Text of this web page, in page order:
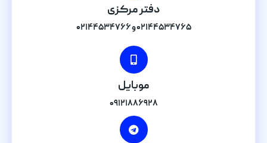
دفتر مرکزی
۰۲۱۴۴۵۳۴۷۶۵ و ۰۲۱۴۴۵۳۴۷۶۶
موبایل
۰۹۱۲۱۸۸۶۹۲۸